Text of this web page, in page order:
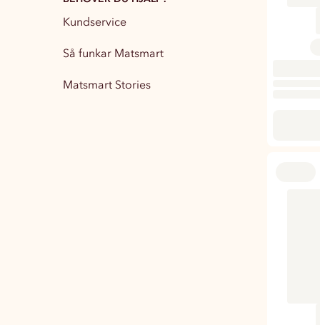
Partytillbehör
Kundservice
Så funkar Matsmart
Matsmart Stories